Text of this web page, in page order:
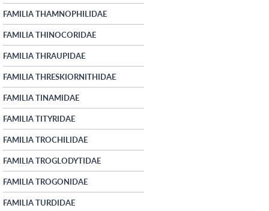
FAMILIA THAMNOPHILIDAE
FAMILIA THINOCORIDAE
FAMILIA THRAUPIDAE
FAMILIA THRESKIORNITHIDAE
FAMILIA TINAMIDAE
FAMILIA TITYRIDAE
FAMILIA TROCHILIDAE
FAMILIA TROGLODYTIDAE
FAMILIA TROGONIDAE
FAMILIA TURDIDAE